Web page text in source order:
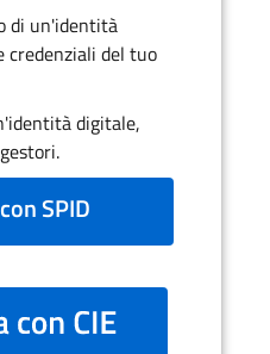
di un'identità
credenziali del tuo
digitale,
SPID